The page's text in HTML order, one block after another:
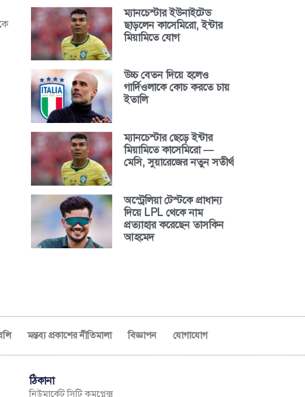
ম্যানচেস্টার ইউনাইটেড
ছাড়লেন কাসেমিরো, ইন্টার
মিয়ামিতে যোগ
উচ্চ বেতন দিয়ে হলেও
গার্দিওলাকে কোচ করতে চায়
ইতালি
ম্যানচেস্টার ছেড়ে ইন্টার
মিয়ামিতে কাসেমিরো —
মেসি, সুয়ারেজের নতুন সতীর্থ
অস্ট্রেলিয়া টেস্টকে প্রাধান্য
দিয়ে LPL থেকে নাম
প্রত্যাহার করেছেন তাসকিন
আহমেদ
মন্তব্য প্রকাশের নীতিমালা বিজ্ঞাপন যোগাযোগ
ঠিকানা
নিউমার্কেট সিটি কমপ্লেক্স